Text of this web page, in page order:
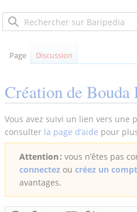
Page Discussion
Création de Bouda
Vous avez suivi un lien vers une
consulter la page d’aide pour
Attention : vous n’êtes pas
connectez ou créez un
avantages.